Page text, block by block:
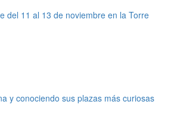
del 11 al 13 de noviembre en la Torre
y conociendo sus plazas más curiosas